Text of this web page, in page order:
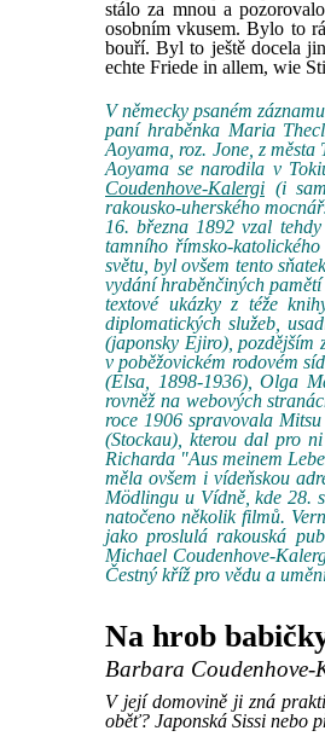
stálo za mnou a
osobním vkusem. Bylo to
bouří. Byl to ještě docela
echte Friede in allem, wie
V německy psaném
paní hraběnka Maria
Aoyama, roz. Jone, z
Aoyama se narodila v
Coudenhove-Kalergi (i
rakousko-uherského
16. března 1892 vzal
tamního římsko-
světu, byl ovšem tento
vydání hraběnčiných
textové ukázky z téže
diplomatických služeb,
(japonsky Ejiro), pozdějším
v poběžovickém rodovém
(Elsa, 1898-1936), Olga
rovněž na webových
roce 1906 spravovala
(Stockau), kterou dal pro
Richarda "Aus meinem
měla ovšem i vídeňskou
Mödlingu u Vídně, kde 28.
natočeno několik filmů.
jako proslulá rakouská
Michael Coudenhove-
Čestný kříž pro vědu a
Na hrob
Barbara Coudenhove-
V její domovině ji zná
oběť? Japonská Sissi nebo